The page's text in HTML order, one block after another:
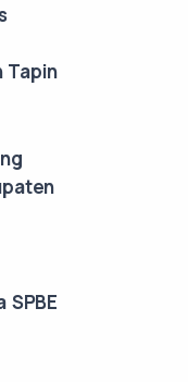
Tapin
SPBE